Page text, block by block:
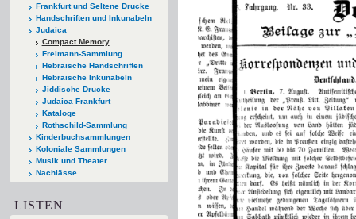
Frankfurt und Seltene Drucke
Handschriften und Inkunabeln
Judaica
Compact Memory
Freimann-Sammlung
Hebräische Handschriften
Hebräische Inkunabeln
Jiddische Drucke
Judaica Frankfurt
Kataloge
Rothschild-Sammlung
Kinderbuchsammlungen
Koloniale Sammlungen
Musik und Theater
Nachlässe
LISTEN